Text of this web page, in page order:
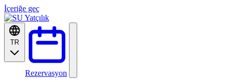
İçeriğe geç
TR
Rezervasyon